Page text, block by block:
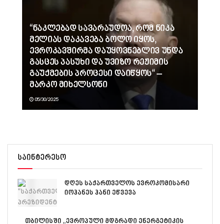
“ნაკლებად სავარაუდოა, რომ ნიკა
მელიას დაკავება ბოლო იყოს,
ევროკავშირმა დაუყოვნებლივ უნდა
გასცეს პასუხი და უვიზო რეჟიმის
გაუქმების პროცესი დაიწყოს“ –
მარკო მიხელსონი
05/30/2025
საინტერესო
დღეს საქართველოს ევროკომისარი
იოჰანეს ჰანი ეწვევა
თბილისში „ევროპული მდგრადი ენერგეტიკის